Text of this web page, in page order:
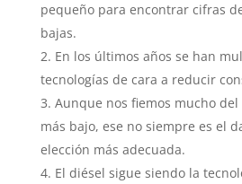
pequeño para encontrar cifras
bajas.
En los últimos años se han
tecnologías de cara a reducir
Aunque nos fiemos mucho
más bajo, ese no siempre es el
elección más adecuada.
El diésel sigue siendo la